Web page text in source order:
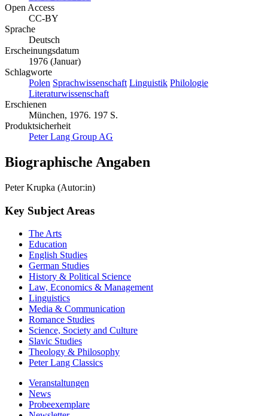
Open Access
CC-BY
Sprache
Deutsch
Erscheinungsdatum
1976 (Januar)
Schlagworte
Polen Sprachwissenschaft Linguistik Philologie
Literaturwissenschaft
Erschienen
München, 1976. 197 S.
Produktsicherheit
Peter Lang Group AG
Biographische Angaben
Peter Krupka (Autor:in)
Key Subject Areas
The Arts
Education
English Studies
German Studies
History & Political Science
Law, Economics & Management
Linguistics
Media & Communication
Romance Studies
Science, Society and Culture
Slavic Studies
Theology & Philosophy
Peter Lang Classics
Veranstaltungen
News
Probeexemplare